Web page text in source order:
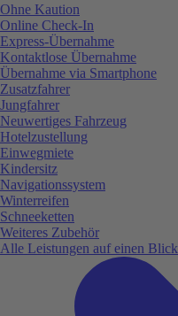
Ohne Kaution
Online Check-In
Express-Übernahme
Kontaktlose Übernahme
Übernahme via Smartphone
Zusatzfahrer
Jungfahrer
Neuwertiges Fahrzeug
Hotelzustellung
Einwegmiete
Kindersitz
Navigationssystem
Winterreifen
Schneeketten
Weiteres Zubehör
Alle Leistungen auf einen Blick